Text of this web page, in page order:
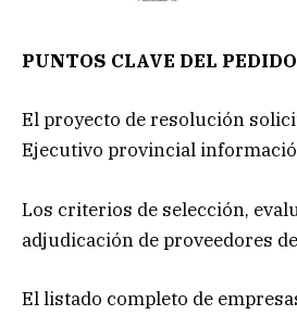
PUNTOS CLAVE DEL
El proyecto de resolución
Ejecutivo provincial
Los criterios de selección,
adjudicación de proveedores
El listado completo de